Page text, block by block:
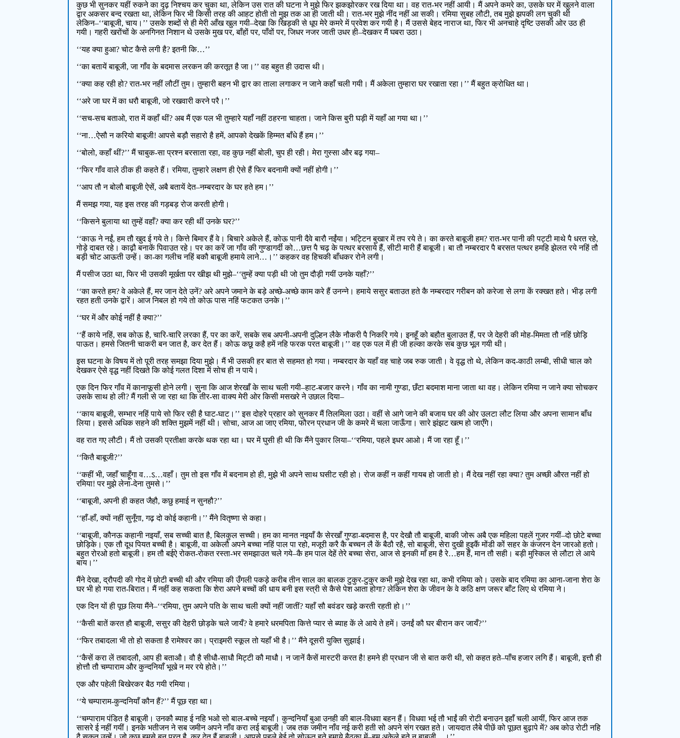
कुछ भी सुनकर यहीं रुकने का दृढ़ निश्चय कर चुका था, लेकिन उस रात की घटना ने मुझे फिर झकझोरकर रख दिया था। वह रात-भर नहीं आयी। मैं अपने कमरे का, उसके घर में खुलने वाला
द्वार अकसर बन्द रखता था, लेकिन फिर भी किसी तरह की आहट होती तो मुझ तक आ ही जाती थी। रात-भर मुझे नींद नहीं आ सकी। रमिया सुबह लौटी, तब मुझे झपकी लग चुकी थी
लेकिन–‘‘बाबूजी, चाय।’’ उसके शब्दों से ही मेरी आँख खुल गयी–देखा कि खिड़की से धूप मेरे कमरे में प्रवेश कर गयी है। मैं उससे बेहद नाराज था, फिर भी अनचाहे दृष्टि उसकी ओर उठ ही
गयी। गहरी खरोंचों के अनगिनत निशान थे उसके मुख पर, बाँहों पर, पाँवों पर, जिधर नजर जाती उधर ही–देखकर मैं घबरा उठा।
‘‘यह क्या हुआ? चोट कैसे लगी है? इतनी कि…’’
‘‘का बतायें बाबूजी, जा गाँव के बदमास लरकन की करतूत है जा।’’ वह बहुत ही उदास थी।
‘‘क्या कह रही हो? रात-भर नहीं लौटीं तुम। तुम्हारी बहन भी द्वार का ताला लगाकर न जाने कहाँ चली गयी। मैं अकेला तुम्हारा घर रखाता रहा।’’ मैं बहुत क्रोधित था।
‘‘अरे जा घर में का धरौ बाबूजी, जो रखवारी करने परै।’’
‘‘सच-सच बताओ, रात में कहाँ थीं? अब मैं एक पल भी तुम्हारे यहाँ नहीं ठहरना चाहता। जाने किस बुरी घड़ी में यहाँ आ गया था।’’
‘‘ना…ऐसौ न करियो बाबूजी! आपसे बड़ौ सहारो है हमें, आपको देखकें हिम्मत बाँधे हैं हम।’’
‘‘बोलो, कहाँ थीं?’’ मैं चाबुक-सा प्रश्न बरसाता रहा, वह कुछ नहीं बोली, चुप ही रही। मेरा गुस्सा और बढ़ गया–
‘‘फिर गाँव वाले ठीक ही कहते हैं। रमिया, तुम्हारे लक्षण ही ऐसे हैं फिर बदनामी क्यों नहीं होगी।’’
‘‘आप तौ न बोलौ बाबूजी ऐसें, अबै बतायें देत–नम्बरदार के घर हते हम।’’
मैं समझ गया, यह इस तरह की गड़बड़ रोज करती होगी।
‘‘किसने बुलाया था तुम्हें वहाँ? क्या कर रही थीं उनके घर?’’
‘‘काऊ ने नईं, हम तौ खुद ई गये ते। कित्ते बिमार हैं वे। बिचारे अकेले हैं, कोऊ पानी दैवे बारौ नईंया। भट्टिन बुखार में तप रये ते। का करते बाबूजी हम? रात-भर पानी की पट्टी माथे पै धरत रहे,
गोड़े दाबत रहे। काढ़ौ बनाकें पिवाउत रहे। पर का करें जा गाँव की गुण्डागर्दी को…छत्त पै चढ़ के पत्थर बरसाये हैं, सीटी मारी हैं बाबूजी। बा तौ नम्बरदार पै बरसत पत्थर हमहि झेलत रये नहिं तौ
बड़ी चोट आऊती उन्हें। का-का गलीच नहिं बकौ बाबूजी हमाये लाने…।’’ कहकर वह हिचकी बाँधकर रोने लगी।
मैं पसीज उठा था, फिर भी उसकी मूर्खता पर खीझ थी मुझे–‘‘तुम्हें क्या पड़ी थी जो तुम दौड़ी गयीं उनके यहाँ?’’
‘‘का करते हम? वे अकेले हैं, मर जान देते उनें? अरे अपने जमाने के बड़े अच्छे-अच्छे काम करे हैं उनन्ने। हमाये ससुर बताउत हते कै नम्बरदार गरीबन को करेजा से लगा कें रक्खत हते। भीड़ लगी
रहत हती उनके द्वारें। आज निबल हो गये तो कोऊ पास नहिं फटकत उनके।’’
‘‘घर में और कोई नहीं है क्या?’’
‘‘हैं काये नहिं, सब कोऊ है, चारि-चारि लरका हैं, पर का करें, सबके सब अपनी-अपनी दुल्हिन लैके नौकरी पै निकरि गये। इनहूँ को बहौत बुलाउत हैं, पर जे देहरी की मोह-मिमता तौ नहिं छोड़ि
पाऊत। हमसे जितनी चाकरी बन जात है, कर देत हैं। कोऊ कछू कहै हमें नहि फरक परत बाबूजी।’’ वह एक पल में ही जी हल्का करके सब कुछ भूल गयी थी।
इस घटना के विषय में तो पूरी तरह समझा दिया मुझे। मैं भी उसकी हर बात से सहमत हो गया। नम्बरदार के यहाँ वह चाहे जब रुक जाती। वे वृद्ध तो थे, लेकिन कद-काठी लम्बी, सीधी चाल को
देखकर ऐसे वृद्ध नहीं दिखते कि कोई गलत दिशा में सोच ही न पाये।
एक दिन फिर गाँव में कानाफूसी होने लगी। सुना कि आज शेरखाँ के साथ चली गयी–हाट-बजार करने। गाँव का नामी गुण्डा, छँटा बदमाश माना जाता था वह। लेकिन रमिया न जाने क्या सोचकर
उसके साथ हो ली? मैं गली से जा रहा था कि तीर-सा वाक्य मेरी ओर किसी मसखरे ने उछाल दिया–
‘‘काय बाबूजी, सम्भार नहिं पाये सो फिर रही है घाट-घाट।’’ इस दोहरे प्रहार को सुनकर मैं तिलमिला उठा। वहीं से आगे जाने की बजाय घर की ओर उलटा लौट लिया और अपना सामान बाँध
लिया। इससे अधिक सहने की शक्ति मुझमें नहीं थी। सोचा, आज आ जाए रमिया, फौरन प्रधान जी के कमरे में चला जाऊँगा। सारे झंझट खत्म हो जाएँगे।
वह रात गए लौटी। मैं तो उसकी प्रतीक्षा करके थक रहा था। घर में घुसी ही थी कि मैंने पुकार लिया–‘‘रमिया, पहले इधर आओ। मैं जा रहा हूँ।’’
‘‘कितै बाबूजी?’’
‘‘कहीं भी, जहाँ चाहूँगा व…ऽ…वहाँ। तुम तो इस गाँव में बदनाम हो ही, मुझे भी अपने साथ घसीट रही हो। रोज कहीं न कहीं गायब हो जाती हो। मैं देख नहीं रहा क्या? तुम अच्छी औरत नहीं हो
रमिया! पर मुझे लेना-देना तुमसे।’’
‘‘बाबूजी, अपनी ही कहत जैहौ, कछु हमाई न सुनहौ?’’
‘‘हाँ-हाँ, क्यों नहीं सुनूँगा, गढ़ दो कोई कहानी।’’ मैंने वितृष्णा से कहा।
‘‘बाबूजी, कौनऊ कहानी नइयाँ, सब सच्ची बात है, बिलकुल सच्ची। हम का मानत नइयाँ कै सेरखाँ गुण्डा-बदमास है, पर देखौ तौ बाबूजी, बाकी जोरू अबै एक महिला पहलें गुजर गयीं–दो छोटे बच्चा
छोड़िके। एक तौ दूध पियत बच्ची है। बाबूजी, वा अकेलौ अपने बच्चा नहिं पाल पा रहो, मजूरी करै कै बच्चन लै कें बैठौ रहै, सो बाबूजी, सेरा दुखी हुइकैं मोंडी कों सहर के कंजरन देन जारओ हतो।
बहुत रोरओ हतो बाबूजी। हम तौ बईऐ रोकत-रोकत रस्ता-भर समझाउत चले गये–कै हम पाल देहें तेरे बच्चा सेरा, आज से इनकी माँ हम है रे…हम हैं, मान तौ सही। बड़ी मुस्किल से लौटा ले आये
बाय।’’
मैंने देखा, द्रौपदी की गोद में छोटी बच्ची थी और रमिया की उँगली पकड़े करीब तीन साल का बालक टुकुर-टुकुर कभी मुझे देख रहा था, कभी रमिया को। उसके बाद रमिया का आना-जाना शेरा के
घर भी हो गया रात-बिरात। मैं नहीं कह सकता कि शेरा अपने बच्चों की धाय बनी इस स्त्री से कैसे पेश आता होगा? लेकिन शेरा के जीवन के वे कठि क्षण जरूर बाँट लिए थे रमिया ने।
एक दिन यों ही पूछ लिया मैंने–‘‘रमिया, तुम अपने पति के साथ चली क्यों नहीं जातीं? यहाँ सौ बवंडर खड़े करती रहती हो।’’
‘‘कैसी बातें करत हौ बाबूजी, ससुर की देहरी छोड़के चले जायँ? वे हमारे धरमपिता कित्ते प्यार से ब्याह कें ले आये ते हमें। उनईं कौ घर बीरान कर जायँ?’’
‘‘फिर तबादला भी तो हो सकता है रामेश्वर का। प्राइमरी स्कूल तो यहाँ भी है।’’ मैंने दूसरी युक्ति सुझाई।
‘‘कैसें करा लें तबादलौ, आप ही बताऔ। वौ है सीधौ-साधौ मिट्टी कौ माधौ। न जानें कैसें मास्टरी करत है! हमने ही प्रधान जी से बात करी थी, सो कहत हते–पाँच हजार लगि हैं। बाबूजी, इत्तौ ही
होत्तौ तौ चम्पाराम और कुन्दनियाँ भूखे न मर रये होते।’’
एक और पहेली बिखेरकर बैठ गयी रमिया।
‘‘ये चम्पाराम-कुन्दनियाँ कौन हैं?’’ मैं पूछ रहा था।
‘‘चम्पाराम पंडित है बाबूजी। उनकौ ब्याह ई नहि भओ सो बाल-बच्चे नइयाँ। कुन्दनियाँ बुआ उनही की बाल-विधवा बहन हैं। विधवा भई तौ भाईं की रोटी बनाउन इहाँ चली आयीं, फिर आज तक
सासरे ई नहीं गयीं। इनके भतीजन ने सब जमीन अपने नाँव करा लई बाबूजी। जब तक जमीन नाँव नई करी हती सो अपने संग रखत हते। जायदात लैबे पीछें को पूछत बुढ़ापे में? अब कोउ रोटी नहि